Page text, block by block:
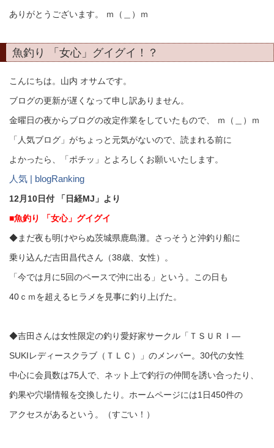
ありがとうございます。 ｍ（＿）ｍ
魚釣り 「女心」グイグイ！？
こんにちは。山内 オサムです。
ブログの更新が遅くなって申し訳ありません。
金曜日の夜からブログの改定作業をしていたもので、 ｍ（＿）ｍ
「人気ブログ」がちょっと元気がないので、読まれる前に
よかったら、「ポチッ」とよろしくお願いいたします。
人気 | blogRanking
12月10日付 「日経MJ」より
■魚釣り 「女心」グイグイ
◆まだ夜も明けやらぬ茨城県鹿島灘。さっそうと沖釣り船に
乗り込んだ吉田昌代さん（38歳、女性）。
「今では月に5回のペースで沖に出る」という。この日も
40ｃｍを超えるヒラメを見事に釣り上げた。
◆吉田さんは女性限定の釣り愛好家サークル「ＴＳＵＲＩ—
SUKIレディースクラブ（ＴＬＣ）」のメンバー。30代の女性
中心に会員数は75人で、ネット上で釣行の仲間を誘い合ったり、
釣果や穴場情報を交換したり。ホームページには1日450件の
アクセスがあるという。（すごい！）